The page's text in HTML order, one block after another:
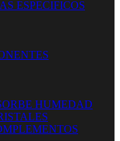
ESPECIFICOS
HUMEDAD